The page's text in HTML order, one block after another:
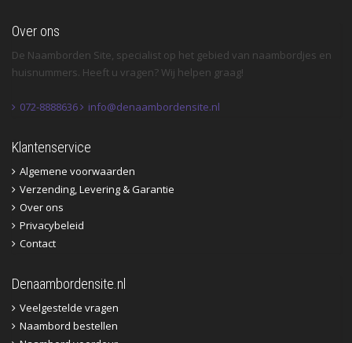
Over ons
De Naamborden Site, specialist op het gebied van naambordjes en
huisnummers. Heeft u vragen? Wij helpen graag!
072-8888636 info@denaambordensite.nl
Klantenservice
Algemene voorwaarden
Verzending, Levering & Garantie
Over ons
Privacybeleid
Contact
Denaambordensite.nl
Veelgestelde vragen
Naambord bestellen